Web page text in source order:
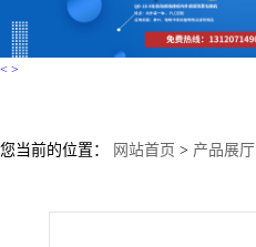
< >
您当前的位置： 网站首页 > 产品展厅